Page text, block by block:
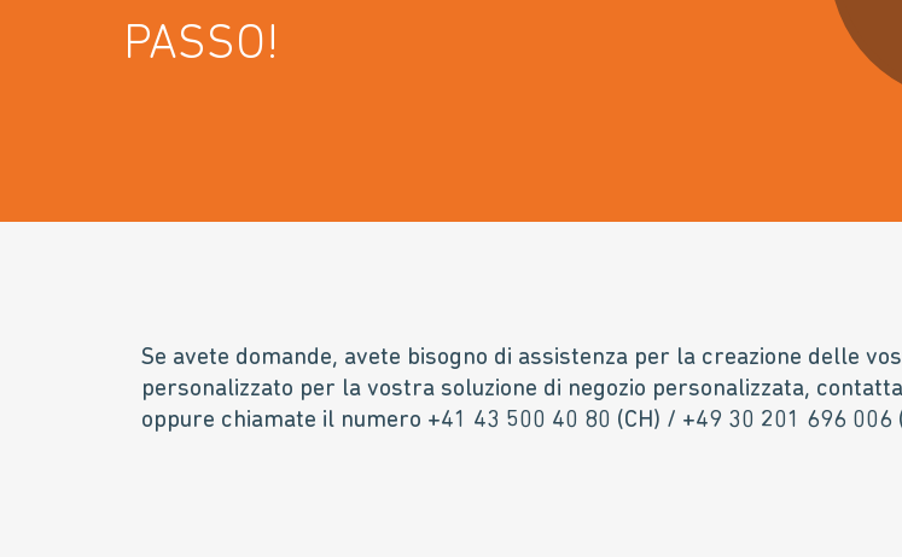
PASSO!
Se avete domande, avete bisogno di assistenza per la creazione delle
personalizzato per la vostra soluzione di negozio personalizzata,
oppure chiamate il numero +41 43 500 40 80 (CH) / +49 30 201 696 006